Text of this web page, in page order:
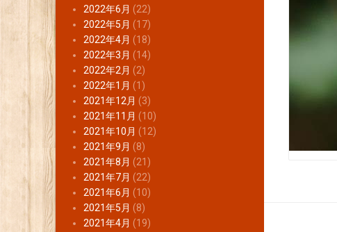
2022年6月 (22)
2022年5月 (17)
2022年4月 (18)
2022年3月 (14)
2022年2月 (2)
2022年1月 (1)
2021年12月 (3)
2021年11月 (10)
2021年10月 (12)
2021年9月 (8)
2021年8月 (21)
2021年7月 (22)
2021年6月 (10)
2021年5月 (8)
2021年4月 (19)